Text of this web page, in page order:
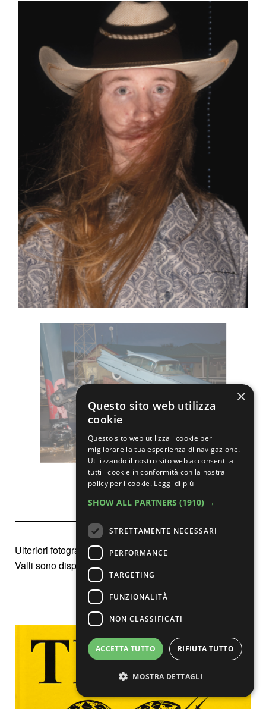
Ulteriori fotografie e informazioni sul lavoro di Santese e
Valli sono disponibili sul sito
×
Questo sito web utilizza
cookie
Questo sito web utilizza i cookie per
migliorare la tua esperienza di navigazione.
Utilizzando il nostro sito web acconsenti a
tutti i cookie in conformità con la nostra
policy per i cookie. Leggi di più
SHOW ALL PARTNERS (1910) →
STRETTAMENTE NECESSARI
PERFORMANCE
TARGETING
FUNZIONALITÀ
NON CLASSIFICATI
ACCETTA TUTTO RIFIUTA TUTTO
MOSTRA DETTAGLI